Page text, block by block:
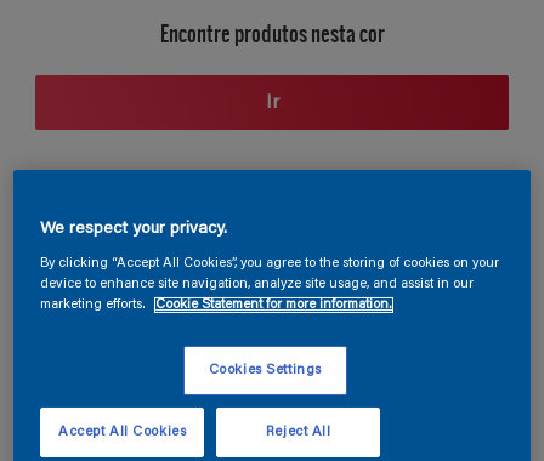
Encontre produtos nesta cor
Ir
Seção de cores
We respect your privacy.
By clicking “Accept All Cookies”, you agree to the storing of cookies on your
device to enhance site navigation, analyze site usage, and assist in our
marketing efforts.
Cookie Statement for more information.
Cookies Settings
Reject All
Accept All Cookies